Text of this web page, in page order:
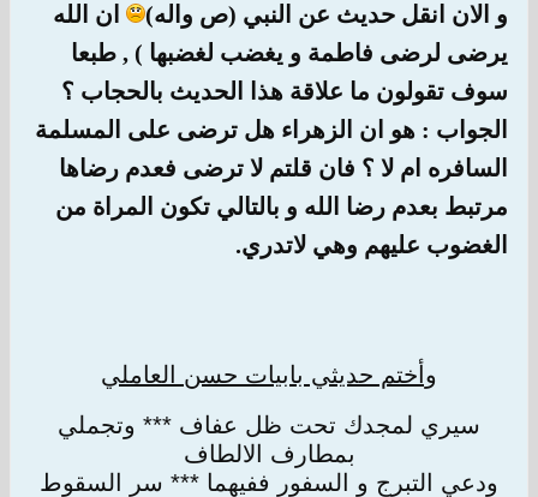
و الان انقل حديث عن النبي (ص واله)
ان الله
يرضى لرضى فاطمة و يغضب لغضبها ) , طبعا
سوف تقولون ما علاقة هذا الحديث بالحجاب ؟
الجواب : هو ان الزهراء هل ترضى على المسلمة
السافره ام لا ؟ فان قلتم لا ترضى فعدم رضاها
مرتبط بعدم رضا الله و بالتالي تكون المراة من
الغضوب عليهم وهي لاتدري.
وأختم حديثي بابيات حسن العاملي
سيري لمجدك تحت ظل عفاف *** وتجملي
بمطارف الالطاف
ودعي التبرج و السفور ففيهما *** سر السقوط